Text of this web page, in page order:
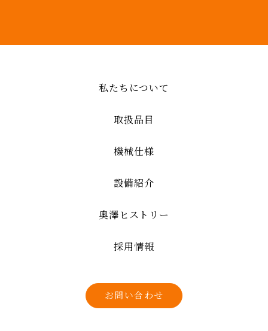
私たちについて
取扱品目
機械仕様
設備紹介
奥澤ヒストリー
採用情報
お問い合わせ